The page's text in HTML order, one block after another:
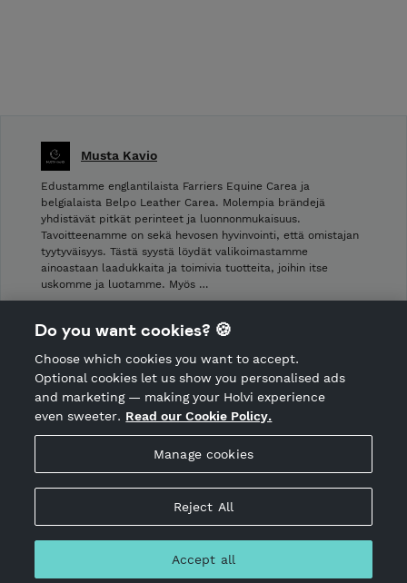
Hosted by Holvi
Holvi Payment Services Ltd is regulated by the Financial
© 2026 Holvi Payment Services Ltd.
Musta Kavio
Edustamme englantilaista Farriers Equine Carea ja
belgialaista Belpo Leather Carea. Molempia brändejä
yhdistävät pitkät perinteet ja luonnonmukaisuus.
Tavoitteenamme on sekä hevosen hyvinvointi, että omistajan
tyytyväisyys. Tästä syystä löydät valikoimastamme
ainoastaan laadukkaita ja toimivia tuotteita, joihin itse
uskomme ja luotamme. Myös …
Shop privacy policy
CANCEL ORDER
Do you want cookies? 🍪
Choose which cookies you want to accept.
Optional cookies let us show you personalised ads
and marketing — making your Holvi experience
even sweeter. Read our Cookie Policy.
Manage cookies
Reject All
Accept all